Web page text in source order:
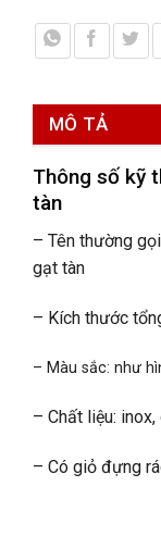
MÔ TẢ
Thông số kỹ
tàn
– Tên thường
gạt tàn
– Kích thước
– Màu sắc: như
– Chất liệu: inox,
– Có giỏ đựng